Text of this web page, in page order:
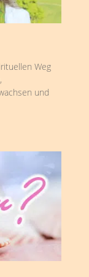
Weg
und